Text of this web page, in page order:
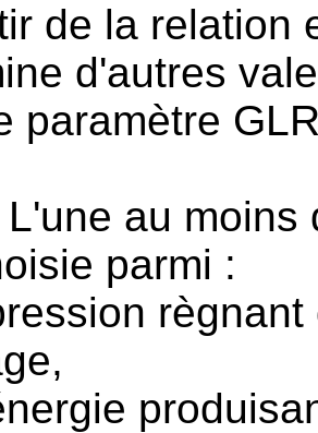
de la relation
d'autres
paramètre
L'une au moins
parmi :